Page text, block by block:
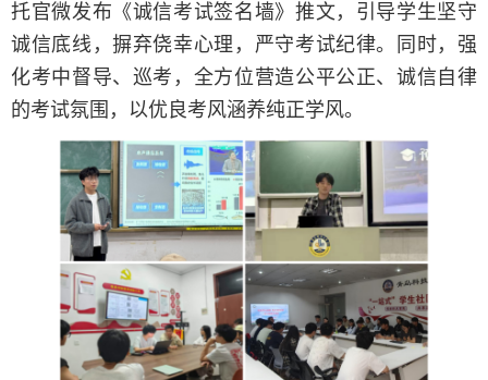
托官微发布《诚信考试签名墙》推文，引导学生坚守
诚信底线，摒弃侥幸心理，严守考试纪律。同时，强
化考中督导、巡考，全方位营造公平公正、诚信自律
的考试氛围，以优良考风涵养纯正学风。